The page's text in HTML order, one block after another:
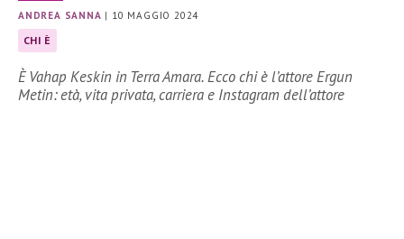
ANDREA SANNA | 10 MAGGIO 2024
CHI È
È Vahap Keskin in Terra Amara. Ecco chi è l’attore Ergun
Metin: età, vita privata, carriera e Instagram dell’attore